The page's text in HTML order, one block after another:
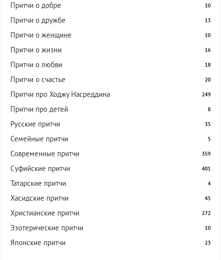
Притчи о добре 10
Притчи о дружбе 13
Притчи о женщине 10
Притчи о жизни 16
Притчи о любви 18
Притчи о счастье 20
Притчи про Ходжу Насреддина 249
Притчи про детей 8
Русские притчи 35
Семейные притчи 5
Современные притчи 359
Суфийские притчи 401
Татарские притчи 4
Хасидские притчи 45
Христианские притчи 272
Эзотерические притчи 10
Японские притчи 23